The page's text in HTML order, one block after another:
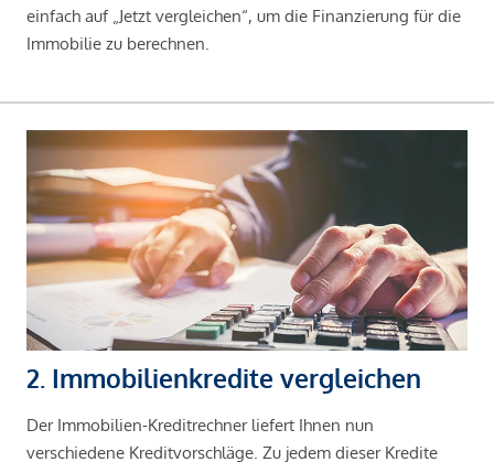
einfach auf „Jetzt vergleichen“, um die Finanzierung für die
Immobilie zu berechnen.
2. Immobilienkredite vergleichen
Der Immobilien-Kreditrechner liefert Ihnen nun
verschiedene Kreditvorschläge. Zu jedem dieser Kredite